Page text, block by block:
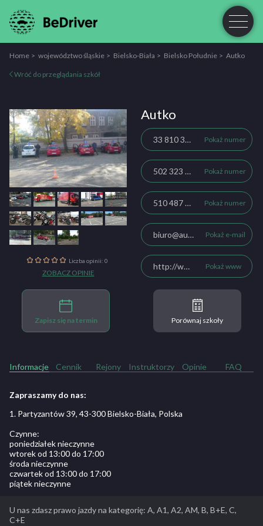
Home województwo śląskie Bielsko-Biała Bielsko Południe Autko
Wróć do przeglądania szkół
Liczba opinii: 0
ZOBACZ OPINIE
Autko
33 810 32 02 Pokaż numer
502 323 192 Pokaż numer
510 487 762 Pokaż numer
biuro@autko.bielsko.pl Pokaż e-mail
http://www.autko.bielsko.pl Pokaż www
Zapisz się na termin Porównaj szkoły
Informacje Cennik Rejony Instruktorzy Opinie FAQ
Zapraszamy do nas:
1. Partyzantów 39, 43-300 Bielsko-Biała, Polska
Czynne:
poniedziałek nieczynne
wtorek od 13:00 do 17:00
środa nieczynne
czwartek od 13:00 do 17:00
piątek nieczynne
U nas zdasz prawo jazdy na kategorię: A, A1, A2, AM, B, B+E, C,
C+E